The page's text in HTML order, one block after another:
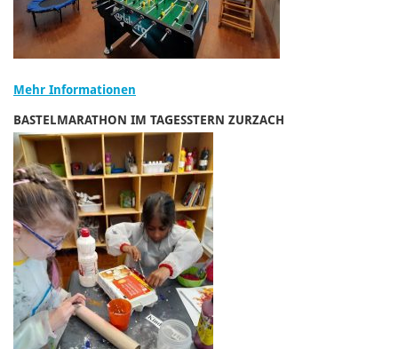
Mehr Informationen
BASTELMARATHON IM TAGESSTERN ZURZACH